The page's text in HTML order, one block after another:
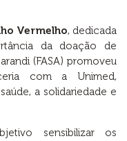
Vermelho, dedicada
da doação de
(FASA) promoveu
com a Unimed,
a solidariedade e
sensibilizar os